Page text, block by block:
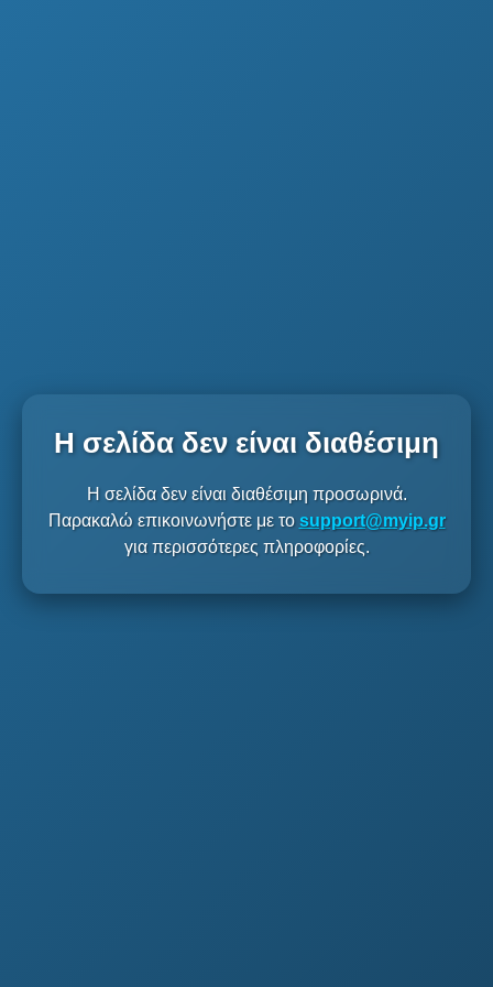
Η σελίδα δεν είναι διαθέσιμη
Η σελίδα δεν είναι διαθέσιμη προσωρινά.
Παρακαλώ επικοινωνήστε με το support@myip.gr
για περισσότερες πληροφορίες.